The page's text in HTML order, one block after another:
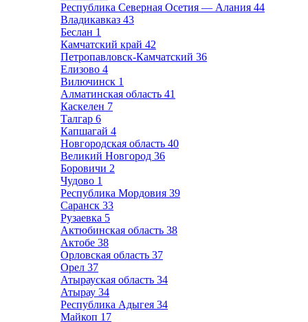
Республика Северная Осетия — Алания 44
Владикавказ 43
Беслан 1
Камчатский край 42
Петропавловск-Камчатский 36
Елизово 4
Вилючинск 1
Алматинская область 41
Каскелен 7
Талгар 6
Капшагай 4
Новгородская область 40
Великий Новгород 36
Боровичи 2
Чудово 1
Республика Мордовия 39
Саранск 33
Рузаевка 5
Актюбинская область 38
Актобе 38
Орловская область 37
Орел 37
Атырауская область 34
Атырау 34
Республика Адыгея 34
Майкоп 17